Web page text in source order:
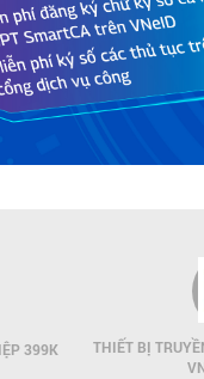
399K
THIẾT BỊ